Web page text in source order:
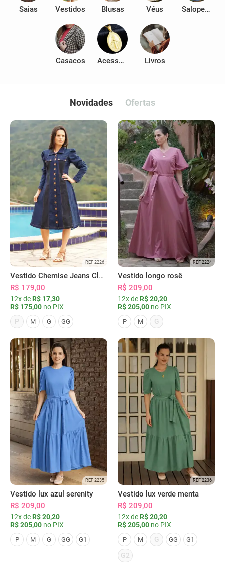
Saias Vestidos Blusas Véus Salopetes
Casacos Acessórios Livros
Novidades Ofertas
REF 2226
Vestido Chemise Jeans Clássica Serena
R$ 179,00
12x de R$ 17,30
R$ 175,00 no PIX
P
M G GG
REF 2224
Vestido longo rosê
R$ 209,00
12x de R$ 20,20
R$ 205,00 no PIX
P M G
REF 2235
Vestido lux azul serenity
R$ 209,00
12x de R$ 20,20
R$ 205,00 no PIX
P M G GG G1
REF 2236
Vestido lux verde menta
R$ 209,00
12x de R$ 20,20
R$ 205,00 no PIX
P M G GG G1
G2